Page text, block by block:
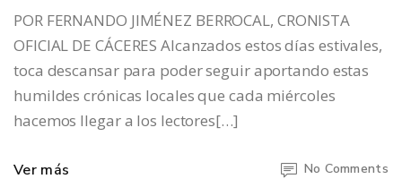
POR FERNANDO JIMÉNEZ BERROCAL, CRONISTA
OFICIAL DE CÁCERES Alcanzados estos días estivales,
toca descansar para poder seguir aportando estas
humildes crónicas locales que cada miércoles
hacemos llegar a los lectores[…]
Ver más No Comments